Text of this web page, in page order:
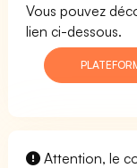
Vous pouvez
lien ci-dessous.
Attention, le